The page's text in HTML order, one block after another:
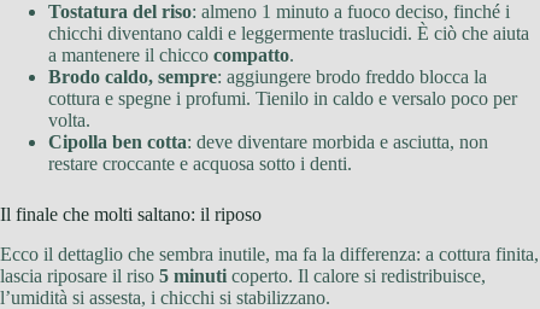
Tostatura del riso: almeno 1 minuto a fuoco deciso, finché i
chicchi diventano caldi e leggermente traslucidi. È ciò che aiuta
a mantenere il chicco compatto.
Brodo caldo, sempre: aggiungere brodo freddo blocca la
cottura e spegne i profumi. Tienilo in caldo e versalo poco per
volta.
Cipolla ben cotta: deve diventare morbida e asciutta, non
restare croccante e acquosa sotto i denti.
Il finale che molti saltano: il riposo
Ecco il dettaglio che sembra inutile, ma fa la differenza: a cottura finita,
lascia riposare il riso 5 minuti coperto. Il calore si redistribuisce,
l’umidità si assesta, i chicchi si stabilizzano.